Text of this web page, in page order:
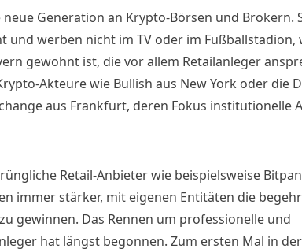
neue Generation an Krypto-Börsen und Brokern.
und werben nicht im TV oder im Fußballstadion,
gewohnt ist, die vor allem Retailanleger
Akteure wie Bullish aus New York oder die
aus Frankfurt, deren Fokus institutionelle
Retail-Anbieter wie beispielsweise
immer stärker, mit eigenen Entitäten die
gewinnen. Das Rennen um professionelle und
hat längst begonnen. Zum ersten Mal in